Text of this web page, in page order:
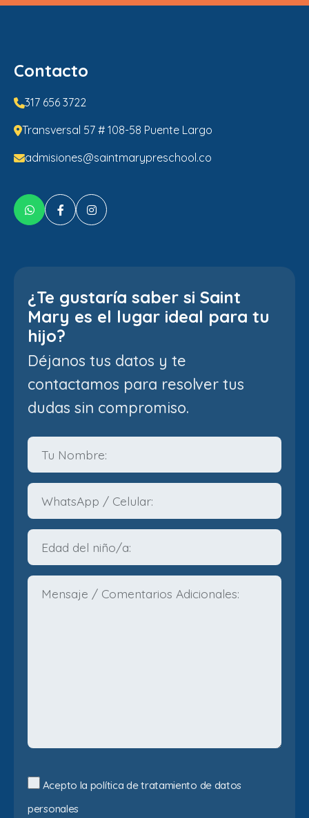
Contacto
317 656 3722
Transversal 57 # 108-58 Puente Largo
admisiones@saintmarypreschool.co
¿Te gustaría saber si Saint
Mary es el lugar ideal para tu
hijo?
Déjanos tus datos y te
contactamos para resolver tus
dudas sin compromiso.
Acepto la política de tratamiento de datos
personales